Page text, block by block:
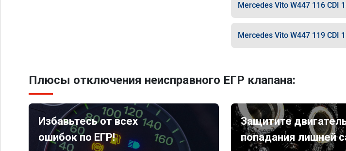
Mercedes Vito W447 116 CDI
Mercedes Vito W447 119 CDI
Плюсы отключения неисправного ЕГР клапана:
Избавьтесь от всех
ошибок по ЕГР!
Защитите
попадания лишней